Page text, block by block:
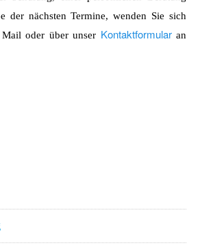
der nächsten Termine, wenden Sie sich
oder über unser Kontaktformularan